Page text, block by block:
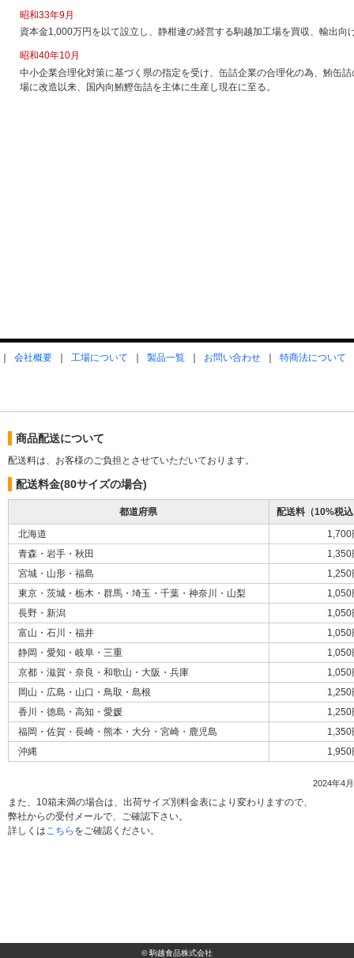
昭和33年9月
資本金1,000万円を以て設立し、静柑連の経営する駒越加工場を買収、輸出向
昭和40年10月
中小企業合理化対策に基づく県の指定を受け、缶詰企業の合理化の為、鮪缶
場に改造以来、国内向鮪鰹缶詰を主体に生産し現在に至る。
会社概要 工場について 製品一覧 お問い合わせ 特商法について
商品配送について
配送料は、お客様のご負担とさせていただいております。
配送料金(80サイズの場合)
都道府県
配送料（10%税
北海道
1,700
青森・岩手・秋田
1,350
宮城・山形・福島
1,250
東京・茨城・栃木・群馬・埼玉・千葉・神奈川・山梨
1,050
長野・新潟
1,050
富山・石川・福井
1,050
静岡・愛知・岐阜・三重
1,050
京都・滋賀・奈良・和歌山・大阪・兵庫
1,050
岡山・広島・山口・鳥取・島根
1,250
香川・徳島・高知・愛媛
1,250
福岡・佐賀・長崎・熊本・大分・宮崎・鹿児島
1,350
沖縄
1,950
2024年4
また、10箱未満の場合は、出荷サイズ別料金表により変わりますので、
弊社からの受付メールで、ご確認下さい。
詳しくは こちら をご確認ください。
© 駒越食品株式会社